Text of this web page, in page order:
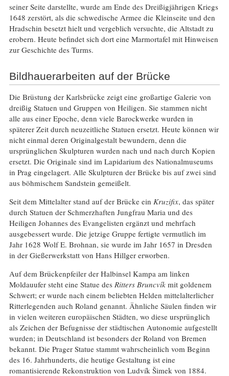
seiner Seite darstellte, wurde am Ende des Dreißigjährigen Kriegs
1648 zerstört, als die schwedische Armee die Kleinseite und den
Hradschin besetzt hielt und vergeblich versuchte, die Altstadt zu
erobern. Heute befindet sich dort eine Marmortafel mit Hinweisen
zur Geschichte des Turms.
Bildhauerarbeiten auf der Brücke
Die Brüstung der Karlsbrücke zeigt eine großartige Galerie von
dreißig Statuen und Gruppen von Heiligen. Sie stammen nicht
alle aus einer Epoche, denn viele Barockwerke wurden in
späterer Zeit durch neuzeitliche Statuen ersetzt. Heute können wir
nicht einmal deren Originalgestalt bewundern, denn die
ursprünglichen Skulpturen wurden nach und nach durch Kopien
ersetzt. Die Originale sind im Lapidarium des Nationalmuseums
in Prag eingelagert. Alle Skulpturen der Brücke bis auf zwei sind
aus böhmischem Sandstein gemeißelt.
Seit dem Mittelalter stand auf der Brücke ein Kruzifix, das später
durch Statuen der Schmerzhaften Jungfrau Maria und des
Heiligen Johannes des Evangelisten ergänzt und mehrfach
ausgebessert wurde. Die jetzige Gruppe fertigte vermutlich im
Jahr 1628 Wolf E. Brohnan, sie wurde im Jahr 1657 in Dresden
in der Gießerwerkstatt von Hans Hillger erworben.
Auf dem Brückenpfeiler der Halbinsel Kampa am linken
Moldauufer steht eine Statue des Ritters Bruncvíkmit goldenem
Schwert; er wurde nach einem beliebten Helden mittelalterlicher
Ritterlegenden auch Roland genannt. Ähnliche Säulen finden wir
in vielen weiteren europäischen Städten, wo diese ursprünglich
als Zeichen der Befugnisse der städtischen Autonomie aufgestellt
wurden; in Deutschland ist besonders der Roland von Bremen
bekannt. Die Prager Statue stammt wahrscheinlich vom Beginn
des 16. Jahrhunderts, die heutige Gestaltung ist eine
romantisierende Rekonstruktion von Ludvík Šimek von 1884.